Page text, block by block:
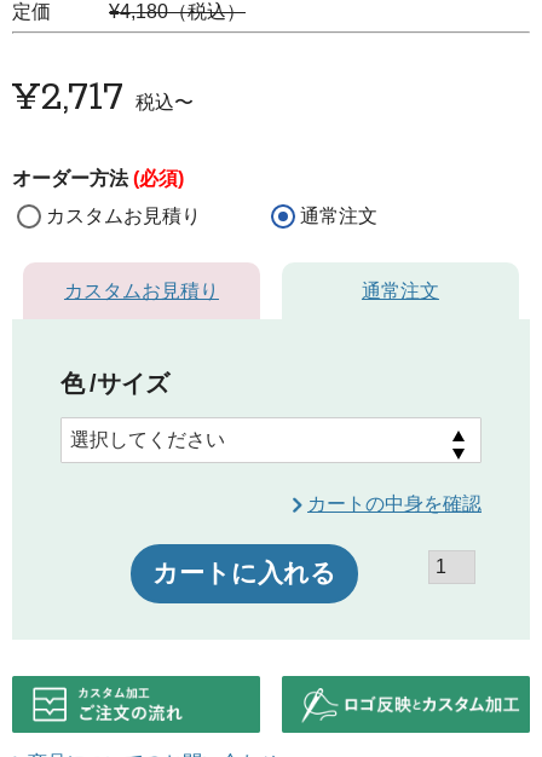
定価 ¥4,180（税込）
¥2,717 税込〜
オーダー方法(必須)
カスタムお見積り
通常注文
カスタムお見積り 通常注文
色 サイズ
カートの中身を確認
カートに入れる